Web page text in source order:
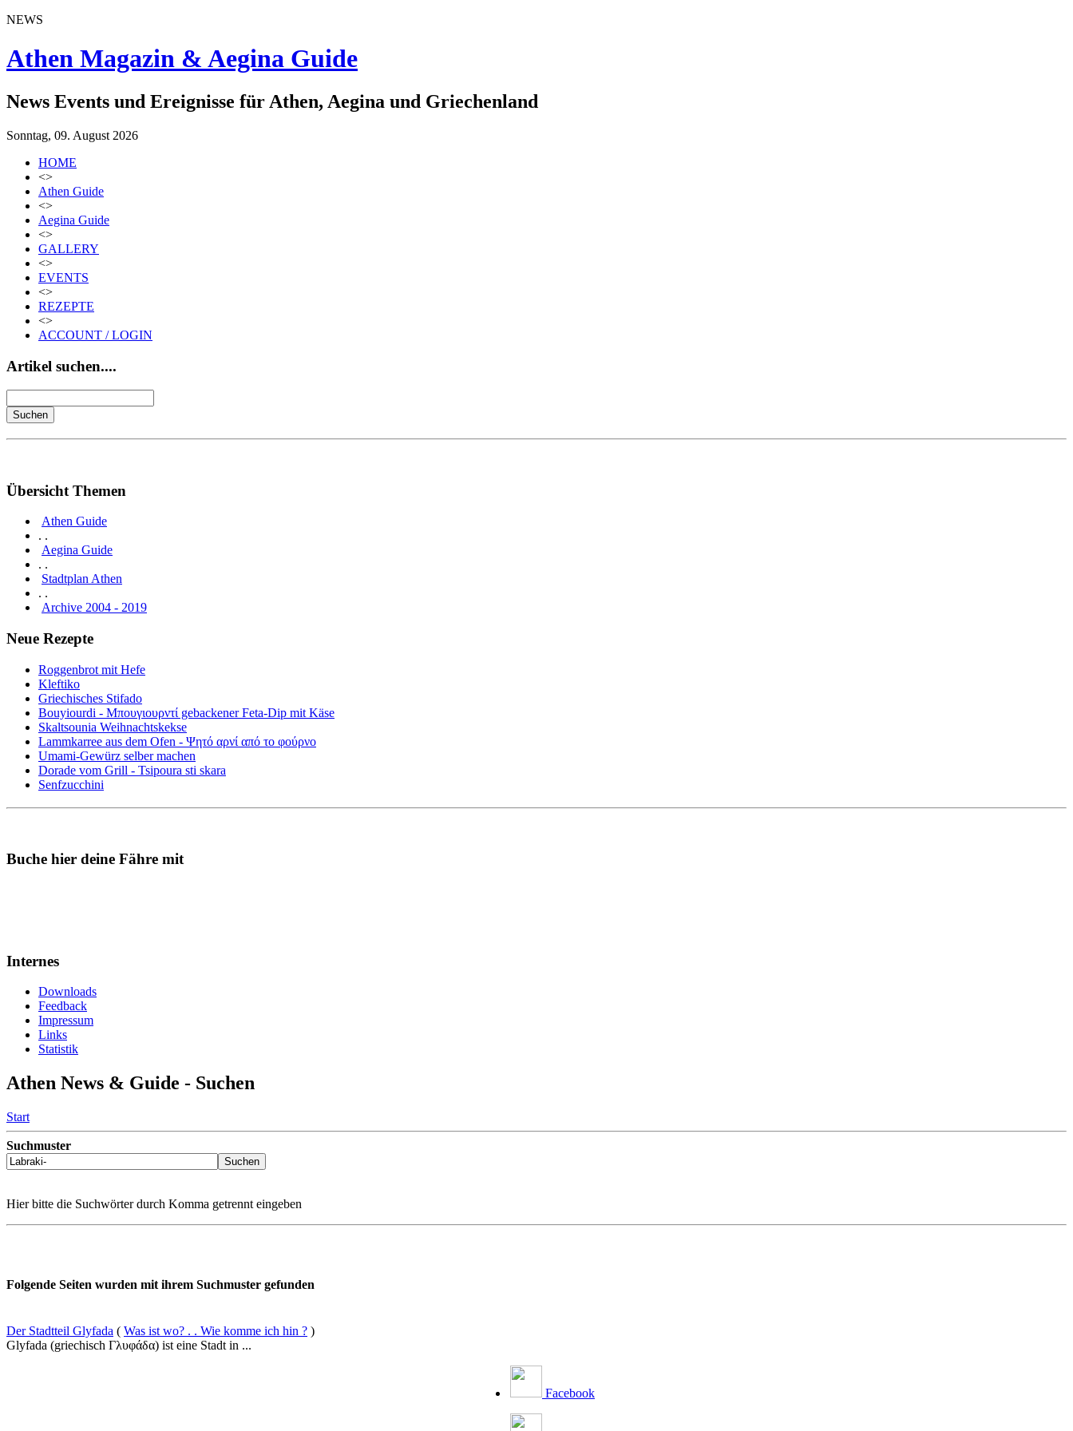
NEWS
Athen Magazin & Aegina Guide
News Events und Ereignisse für Athen, Aegina und Griechenland
Sonntag, 09. August 2026
HOME
<>
Athen Guide
<>
Aegina Guide
<>
GALLERY
<>
EVENTS
<>
REZEPTE
<>
ACCOUNT / LOGIN
Artikel suchen....
Übersicht Themen
Athen Guide
. .
Aegina Guide
. .
Stadtplan Athen
. .
Archive 2004 - 2019
Neue Rezepte
Roggenbrot mit Hefe
Kleftiko
Griechisches Stifado
Bouyiourdi - Μπουγιουρντί gebackener Feta-Dip mit Käse
Skaltsounia Weihnachtskekse
Lammkarree aus dem Ofen - Ψητό αρνί από το φούρνο
Umami-Gewürz selber machen
Dorade vom Grill - Tsipoura sti skara
Senfzucchini
Buche hier deine Fähre mit
Internes
Downloads
Feedback
Impressum
Links
Statistik
Athen News & Guide - Suchen
Start
Suchmuster
Hier bitte die Suchwörter durch Komma getrennt eingeben
Folgende Seiten wurden mit ihrem Suchmuster gefunden
Der Stadtteil Glyfada ( Was ist wo? . . Wie komme ich hin ? )
Glyfada (griechisch Γλυφάδα) ist eine Stadt in ...
Facebook